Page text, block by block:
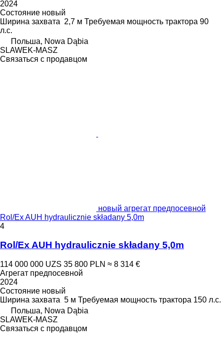
2024
Состояние новый
Ширина захвата 2,7 м Требуемая мощность трактора 90
л.с.
Польша, Nowa Dąbia
SLAWEK-MASZ
Связаться с продавцом
новый агрегат предпосевной
Rol/Ex AUH hydraulicznie składany 5,0m
4
Rol/Ex AUH hydraulicznie składany 5,0m
114 000 000 UZS 35 800 PLN ≈ 8 314 €
Агрегат предпосевной
2024
Состояние новый
Ширина захвата 5 м Требуемая мощность трактора 150 л.с.
Польша, Nowa Dąbia
SLAWEK-MASZ
Связаться с продавцом